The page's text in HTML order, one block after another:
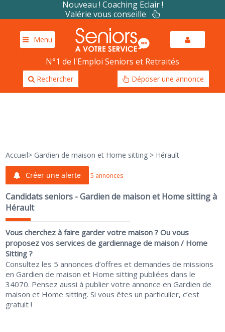
Nouveau ! Coaching Eclair !
Valérie vous conseille
Menu
N°1 de l'Emploi Seniors et Retraités
Rechercher Déposer une annonce
Accueil> Gardien de maison et Home sitting > Hérault
Créer une alerte 5 annonces
Candidats seniors - Gardien de maison et Home sitting à
Hérault
Vous cherchez à faire garder votre maison ? Ou vous
proposez vos services de gardiennage de maison / Home
Sitting ?
Consultez les 5 annonces d’offres et demandes de missions
en Gardien de maison et Home sitting publiées dans le
34070. Pensez aussi à publier votre annonce en Gardien de
maison et Home sitting. Si vous êtes un particulier, c’est
gratuit !